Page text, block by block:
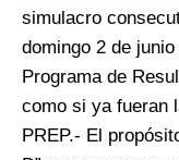
simulacro
domingo 2 de
Programa de
como si ya fueran
PREP.- El